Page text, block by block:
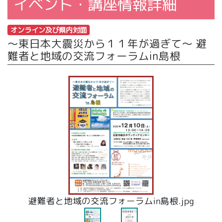
オンライン及び県内対面
～東日本大震災から１１年が過ぎて～ 避
難者と地域の交流フォーラムin島根
避難者と地域の交流フォーラムin島根.jpg
フォーラムin島根申込.jpg